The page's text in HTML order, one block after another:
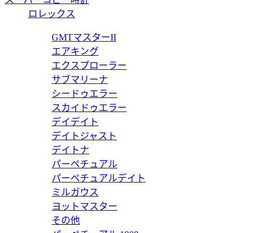
ーコピー DBEX0602 【2020年新作】
ーコピー スパイダーウラカン RDDBEX0829 【2020年新作
ーコピー ウラカン RDDBEX0749 【2020年新作】
ロレックス
GMTマスターII
エアキング
エクスプローラー
サブマリーナ
シードゥエラー
スカイドゥエラー
デイデイト
デイトジャスト
デイトナ
パーペチュアル
パーペチュアルデイト
ミルガウス
ヨットマスター
その他